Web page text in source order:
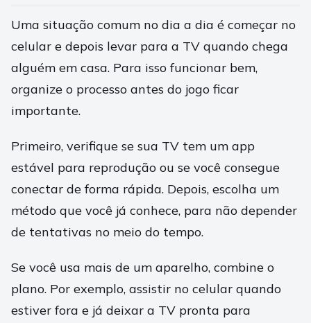
Uma situação comum no dia a dia é começar no
celular e depois levar para a TV quando chega
alguém em casa. Para isso funcionar bem,
organize o processo antes do jogo ficar
importante.
Primeiro, verifique se sua TV tem um app
estável para reprodução ou se você consegue
conectar de forma rápida. Depois, escolha um
método que você já conhece, para não depender
de tentativas no meio do tempo.
Se você usa mais de um aparelho, combine o
plano. Por exemplo, assistir no celular quando
estiver fora e já deixar a TV pronta para